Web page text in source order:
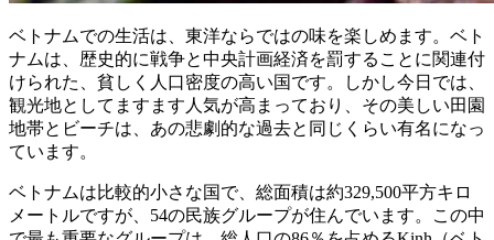
ベトナムでの生活は、東洋ならではの味を楽しめます。ベト
ナムは、歴史的に戦争と中央計画経済を罰することに関連付
けられた、貧しく人口密度の高い国です。しかし今日では、
観光地としてますます人気が高まっており、その美しい田園
地帯とビーチは、あの悲劇的な過去と同じくらい有名になっ
ています。
ベトナムは比較的小さな国で、総面積は約329,500平方キロ
メートルですが、54の民族グループが住んでいます。この中